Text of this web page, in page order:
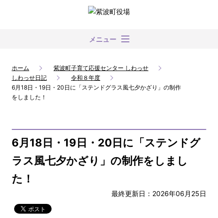
メニュー
ホーム
紫波町子育て応援センター しわっせ
しわっせ日記
令和８年度
6月18日・19日・20日に「ステンドグラス風七夕かざり」の制作
をしました！
6月18日・19日・20日に「ステンドグ
ラス風七夕かざり」の制作をしまし
た！
最終更新日：2026年06月25日